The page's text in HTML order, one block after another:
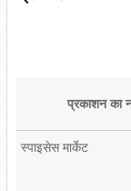
प्रकाशन का
स्पाइसेस मार्केट